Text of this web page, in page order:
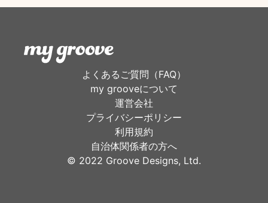
よくあるご質問（FAQ）
my grooveについて
運営会社
プライバシーポリシー
利用規約
自治体関係者の方へ
©︎ 2022 Groove Designs, Ltd.